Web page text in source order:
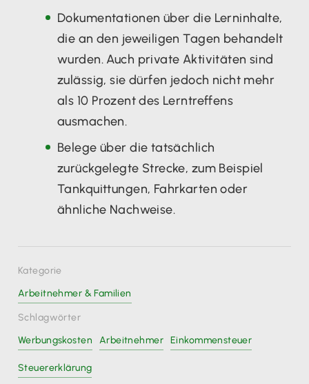
Dokumentationen über die Lerninhalte,
die an den jeweiligen Tagen behandelt
wurden. Auch private Aktivitäten sind
zulässig, sie dürfen jedoch nicht mehr
als 10 Prozent des Lerntreffens
ausmachen.
Belege über die tatsächlich
zurückgelegte Strecke, zum Beispiel
Tankquittungen, Fahrkarten oder
ähnliche Nachweise.
Kategorie
Arbeitnehmer & Familien
Schlagwörter
Werbungskosten
Arbeitnehmer Einkommensteuer
Steuererklärung